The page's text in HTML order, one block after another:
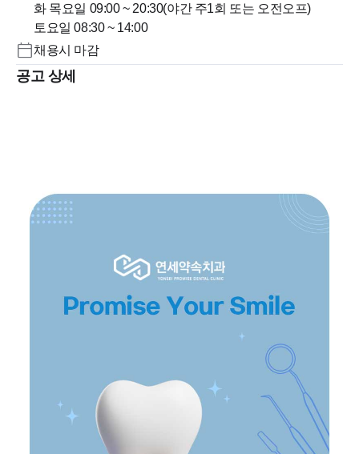
화 목요일 09:00 ~ 20:30(야간 주1회 또는 오전오프)
토요일 08:30 ~ 14:00
채용시 마감
공고 상세